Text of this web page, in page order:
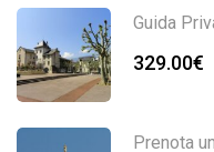
Guida
329.00€
Prenota